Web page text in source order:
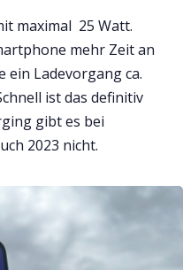
maximal 25 Watt.
mehr Zeit an
ein Ladevorgang ca.
ist das definitiv
gibt es bei
2023 nicht.